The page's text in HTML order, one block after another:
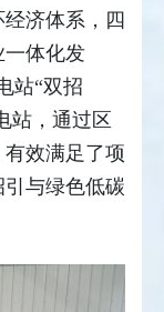
济体系，四
一体化发
站“双招
站，通过区
效满足了项
与绿色低碳